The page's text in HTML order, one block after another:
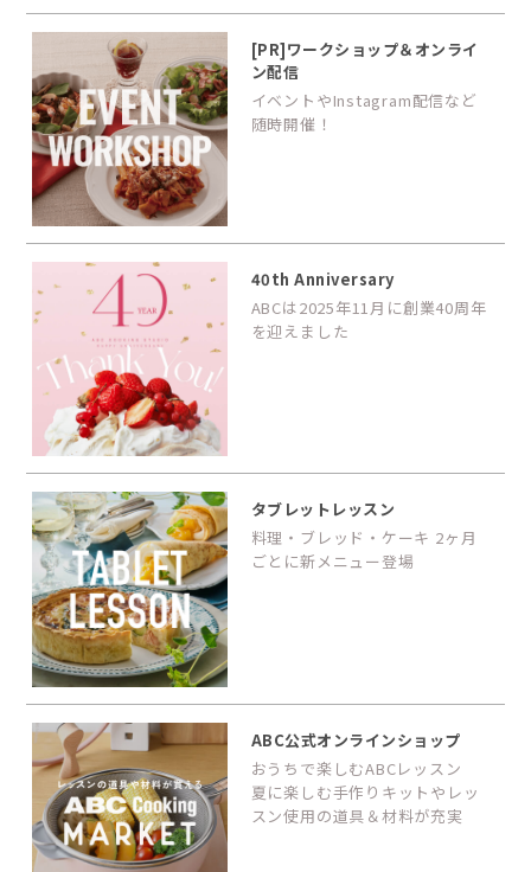
[PR]ワークショップ＆オンライ
ン配信
イベントやInstagram配信など
随時開催！
40th Anniversary
ABCは2025年11月に創業40周年
を迎えました
タブレットレッスン
料理・ブレッド・ケーキ 2ヶ月
ごとに新メニュー登場
ABC公式オンラインショップ
おうちで楽しむABCレッスン
夏に楽しむ手作りキットやレッ
スン使用の道具＆材料が充実